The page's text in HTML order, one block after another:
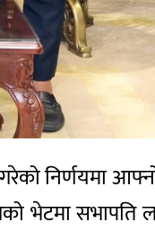
गरेको निर्णयमा
भेटमा